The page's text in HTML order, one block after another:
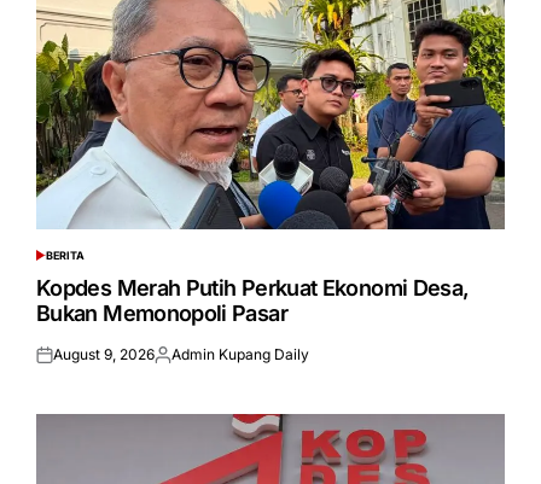
POSTED
IN
BERITA
Kopdes Merah Putih Perkuat Ekonomi Desa,
Bukan Memonopoli Pasar
Posted
August 9, 2026Posted
Admin Kupang Daily